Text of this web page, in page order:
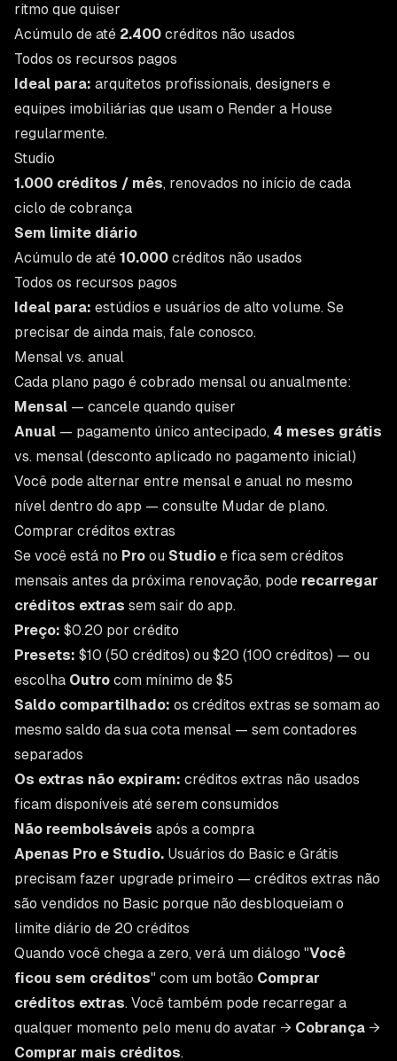
ritmo que quiser
Acúmulo de até 2.400 créditos não usados
Todos os recursos pagos
Ideal para: arquitetos profissionais, designers e
equipes imobiliárias que usam o Render a House
regularmente.
Studio
1.000 créditos / mês, renovados no início de cada
ciclo de cobrança
Sem limite diário
Acúmulo de até 10.000 créditos não usados
Todos os recursos pagos
Ideal para: estúdios e usuários de alto volume. Se
precisar de ainda mais, fale conosco.
Mensal vs. anual
Cada plano pago é cobrado mensal ou anualmente:
Mensal — cancele quando quiser
Anual — pagamento único antecipado, 4 meses grátis
vs. mensal (desconto aplicado no pagamento inicial)
Você pode alternar entre mensal e anual no mesmo
nível dentro do app — consulte Mudar de plano.
Comprar créditos extras
Se você está no Pro ou Studio e fica sem créditos
mensais antes da próxima renovação, pode recarregar
créditos extras sem sair do app.
Preço: $0.20 por crédito
Presets: $10 (50 créditos) ou $20 (100 créditos) — ou
escolha Outro com mínimo de $5
Saldo compartilhado: os créditos extras se somam ao
mesmo saldo da sua cota mensal — sem contadores
separados
Os extras não expiram: créditos extras não usados
ficam disponíveis até serem consumidos
Não reembolsáveis após a compra
Apenas Pro e Studio. Usuários do Basic e Grátis
precisam fazer upgrade primeiro — créditos extras não
são vendidos no Basic porque não desbloqueiam o
limite diário de 20 créditos
Quando você chega a zero, verá um diálogo "Você
ficou sem créditos" com um botão Comprar
créditos extras. Você também pode recarregar a
qualquer momento pelo menu do avatar → Cobrança →
Comprar mais créditos.